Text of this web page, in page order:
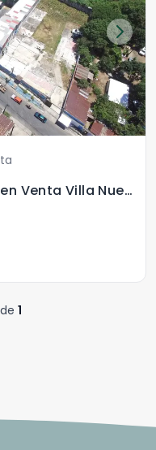
Terreno rentado a 18 años en Venta Villa Nueva
de 1